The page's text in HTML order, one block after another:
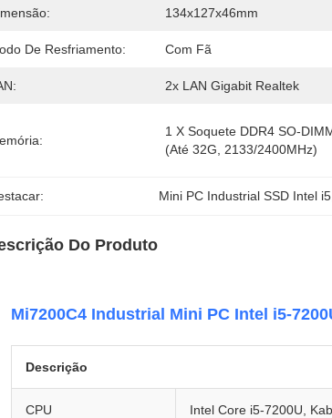
134x127x46mm
De Resfriamento: Com Fã
2x LAN Gigabit Realtek
1 X Soquete DDR4 SO-
(até 32G, 2133/2400MHz)
Mini PC Industrial SSD Intel i5
Do Produto
Mi7200C4 Industrial Mini PC Intel i5-
Descrição
CPU
Intel Core i5-7200U,